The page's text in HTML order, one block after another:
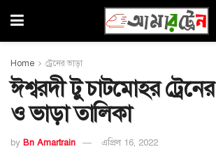
Home ট্রেনের ভাড়া
ঈশ্বরদী টু চাটমোহর
ও ভাড়া তালিকা
by Bn Amartrain এপ্রিল 16, 2022